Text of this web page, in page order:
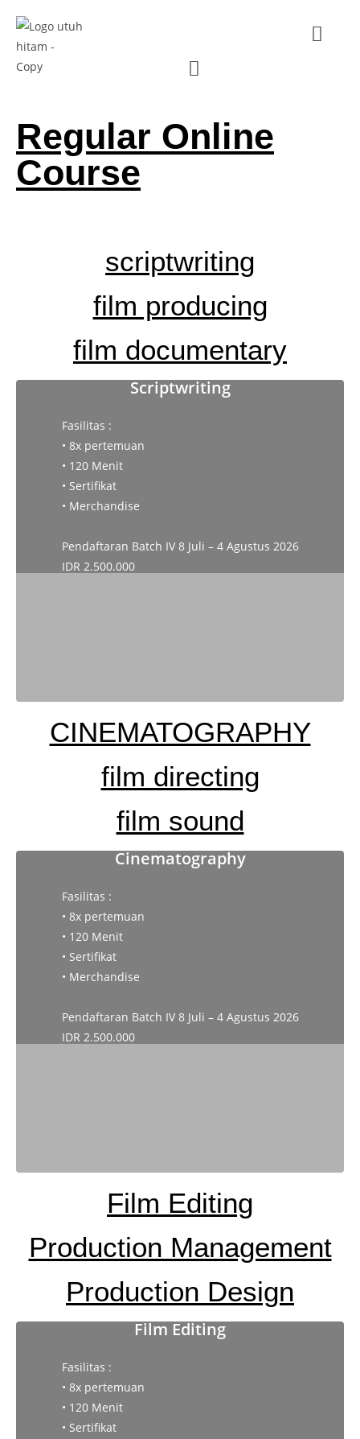
Regular Online
Course
scriptwriting
film producing
film documentary
Scriptwriting
Fasilitas :
• 8x pertemuan
• 120 Menit
• Sertifikat
• Merchandise
Pendaftaran Batch IV 8 Juli – 4 Agustus 2026
IDR 2.500.000
CINEMATOGRAPHY
film directing
film sound
Cinematography
Fasilitas :
• 8x pertemuan
• 120 Menit
• Sertifikat
• Merchandise
Pendaftaran Batch IV 8 Juli – 4 Agustus 2026
IDR 2.500.000
Film Editing
Production Management
Production Design
Film Editing
Fasilitas :
• 8x pertemuan
• 120 Menit
• Sertifikat